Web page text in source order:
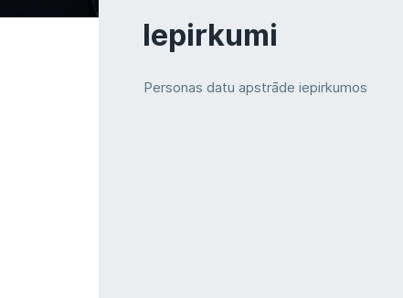
Iepirkumi
Personas datu apstrāde iepirkumos